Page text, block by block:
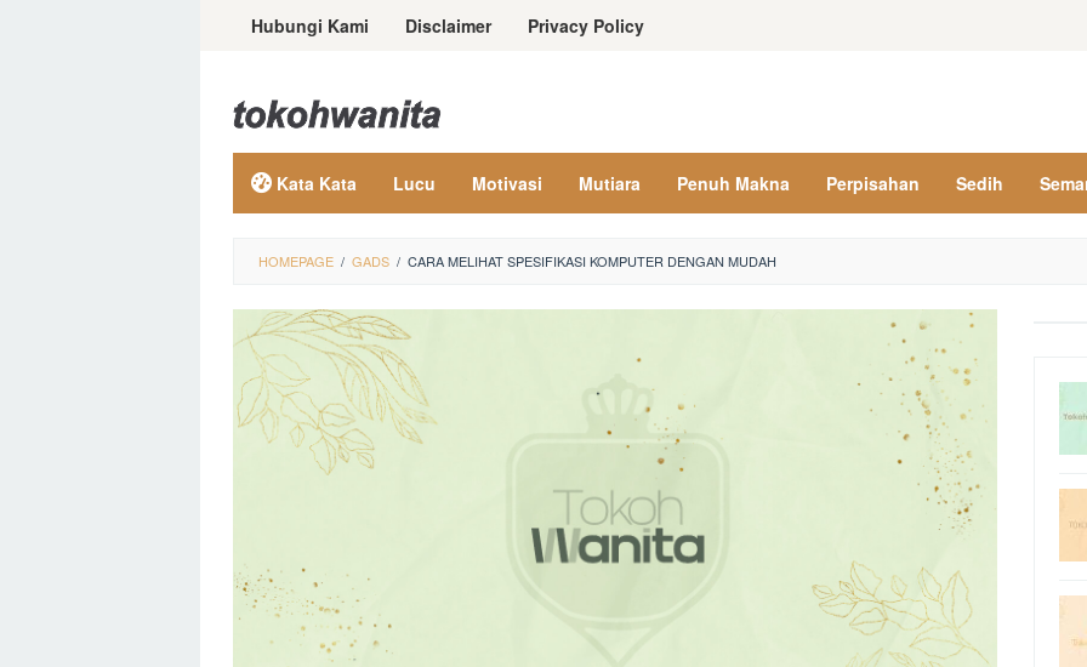
LoncatHubungi Kami Disclaimer Privacy Policy
Kata Kata Lucu Motivasi Mutiara Penuh Makna Perpisahan Sedih
HOMEPAGE / GADS / CARA MELIHAT SPESIFIKASI KOMPUTER DENGAN MUDAH